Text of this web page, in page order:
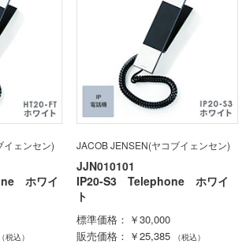
イェンセン)
ホワイ
（税込）
JACOB JENSEN(ヤコブイェンセン)
JJN010101
IP20-S3 Telephone ホワイ
ト
標準価格
￥30,000
販売価格
￥25,385 （税込）